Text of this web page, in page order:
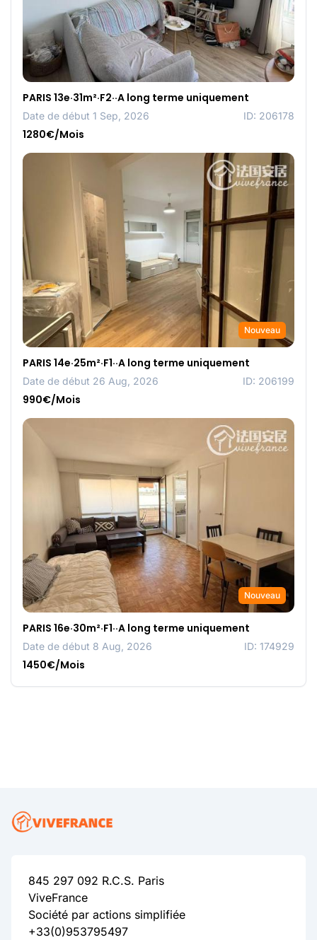
PARIS 13e·31m²·F2··A long terme uniquement
Date de début 1 Sep, 2026 ID: 206178
1280€/Mois
Nouveau
PARIS 14e·25m²·F1··A long terme uniquement
Date de début 26 Aug, 2026 ID: 206199
990€/Mois
Nouveau
PARIS 16e·30m²·F1··A long terme uniquement
Date de début 8 Aug, 2026 ID: 174929
1450€/Mois
845 297 092 R.C.S. Paris
ViveFrance
Société par actions simplifiée
+33(0)953795497